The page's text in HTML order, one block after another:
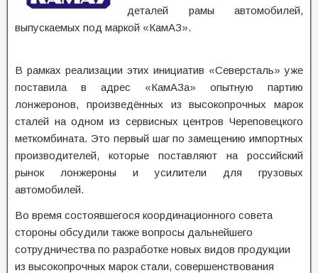
деталей рамы автомобилей,
выпускаемых под маркой «КамАЗ».
В рамках реализации этих инициатив «Северсталь» уже
поставила в адрес «КамАЗа» опытную партию
лонжеронов, произведённых из высокопрочных марок
сталей на одном из сервисных центров Череповецкого
меткомбината. Это первый шаг по замещению импортных
производителей, которые поставляют на российский
рынок лонжероны и усилители для грузовых
автомобилей.
Во время состоявшегося координационного совета
стороны обсудили также вопросы дальнейшего
сотрудничества по разработке новых видов продукции
из высокопрочных марок стали, совершенствования